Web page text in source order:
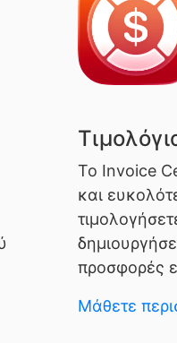
Το Invoice
και
προσφορές
Μάθετε